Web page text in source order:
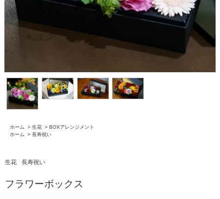
ホーム > 生花 > BOXアレンジメント
ホーム
> 長寿祝い
生花 長寿祝い
フラワーボックス